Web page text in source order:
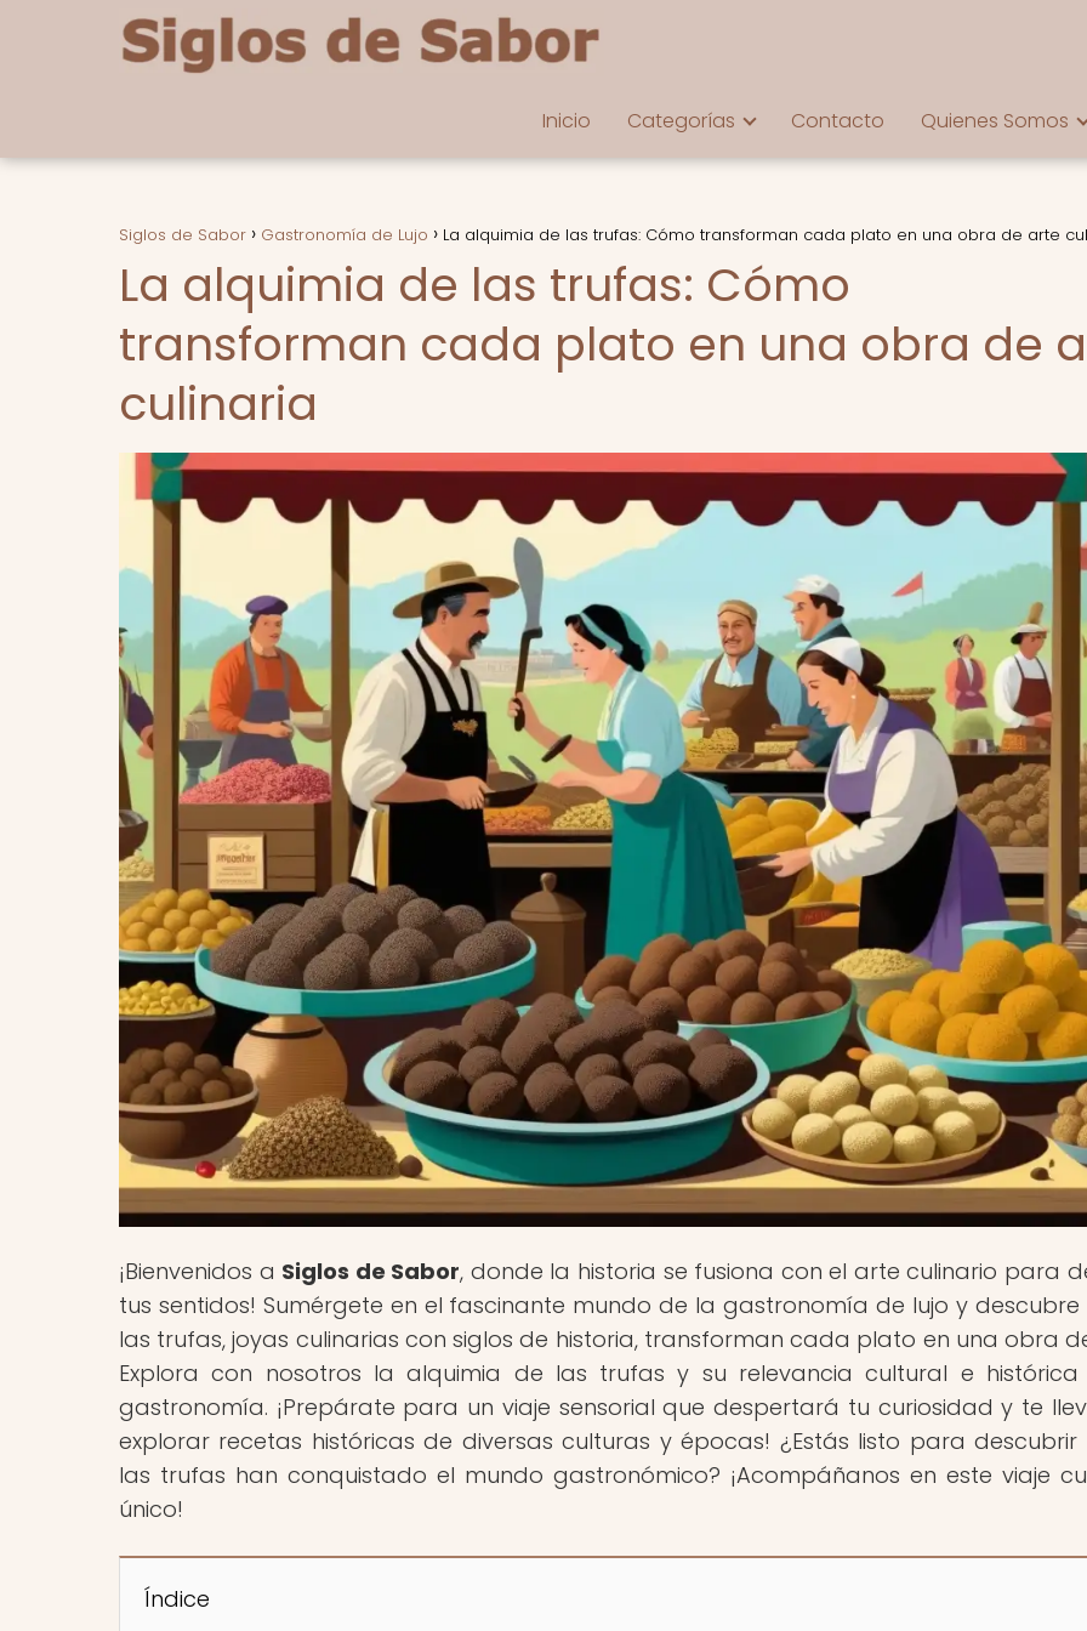
Inicio Categorías Contacto Quienes Somos
Siglos de Sabor Gastronomía de Lujo La alquimia de las trufas: Cómo transforman cada plato en una obra de arte
La alquimia de las trufas: Cómo
transforman cada plato en una obra de
culinaria
¡Bienvenidos a Siglos de Sabor, donde la historia se fusiona con el arte culinario para
tus sentidos! Sumérgete en el fascinante mundo de la gastronomía de lujo y
las trufas, joyas culinarias con siglos de historia, transforman cada plato en una obra
Explora con nosotros la alquimia de las trufas y su relevancia cultural e
gastronomía. ¡Prepárate para un viaje sensorial que despertará tu curiosidad y te
explorar recetas históricas de diversas culturas y épocas! ¿Estás listo para
las trufas han conquistado el mundo gastronómico? ¡Acompáñanos en este viaje
único!
Índice